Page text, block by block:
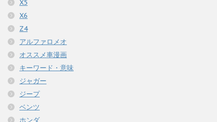
X5
X6
Z4
アルファロメオ
オススメ車漫画
キーワード・意味
ジャガー
ジープ
ベンツ
ホンダ